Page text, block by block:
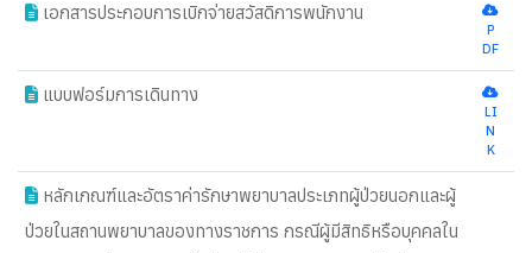
เอกสารประกอบการเบิกจ่ายสวัสดิการพนักงาน
P
DF
แบบฟอร์มการเดินทาง
LI
N
K
หลักเกณฑ์และอัตราค่ารักษาพยาบาลประเภทผู้ป่วยนอกและผู้
ป่วยในสถานพยาบาลของทางราชการ กรณีผู้มีสิทธิหรือบุคคลใน